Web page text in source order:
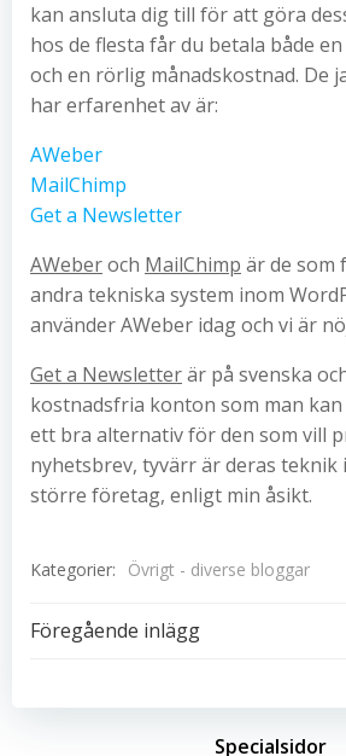
kan ansluta dig till för att göra
hos de flesta får du betala både
och en rörlig månadskostnad. De
har erfarenhet av är:
AWeber
MailChimp
Get a Newsletter
AWeberoch MailChimp är de som
andra tekniska system inom
använder AWeber idag och vi är
Get a Newsletterär på svenska
kostnadsfria konton som man
ett bra alternativ för den som vill
nyhetsbrev, tyvärr är deras
större företag, enligt min åsikt.
Kategorier: Övrigt - diverse bloggar
Föregående inlägg
Specialsidor